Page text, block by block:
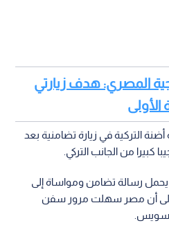
المصري: هدف زيارتي
الأولى
التركية في زيارة تضامنية بعد
كبيرا من الجانب التركي.
يحمل رسالة تضامن ومواساة إلى
إلى أن مصر سهلت مرور سفن